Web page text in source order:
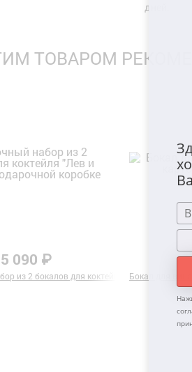
дней.
ТОВАРОМ
5 090 ₽
из 2 бокалов для коктейля "Лев и Львица"
Бокал для